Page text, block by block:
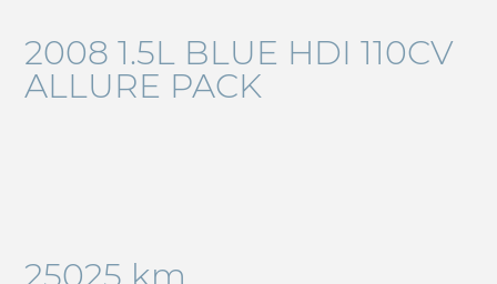
2008 1.5L BLUE HDI 110CV
ALLURE PACK